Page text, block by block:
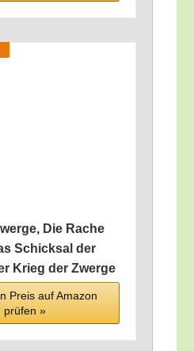
Die Rache
Schick­sal der
Krieg der Zwerge
Preis auf Ama­zon
prü­fen »